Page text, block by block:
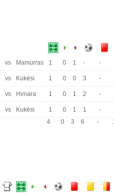
vs Mamurras 1 0 1 - -
vs Kukësi 1 0 0 3 -
vs Himara 1 0 1 2 -
vs Kukësi 1 0 1 1
-
4 0 3 6 -